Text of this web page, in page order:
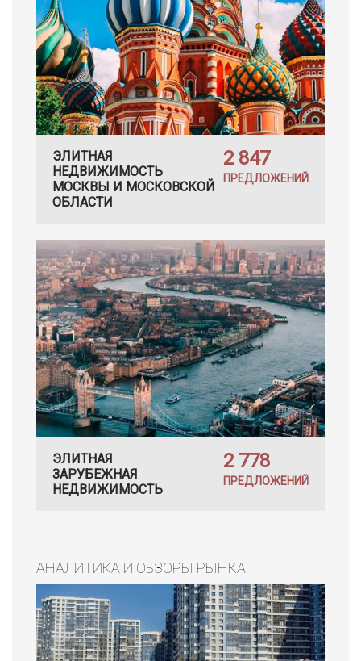
ЭЛИТНАЯ
НЕДВИЖИМОСТЬ
МОСКВЫ И МОСКОВСКОЙ
ОБЛАСТИ
2 847
ПРЕДЛОЖЕНИЙ
ЭЛИТНАЯ
ЗАРУБЕЖНАЯ
НЕДВИЖИМОСТЬ
2 778
ПРЕДЛОЖЕНИЙ
АНАЛИТИКА И ОБЗОРЫ РЫНКА